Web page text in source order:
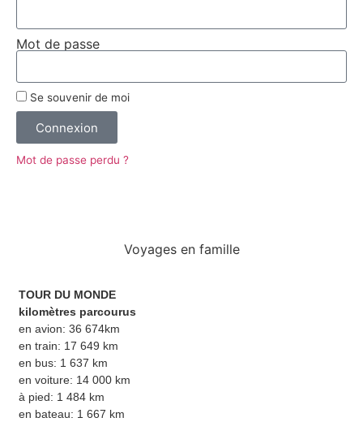
Mot de passe
Se souvenir de moi
Connexion
Mot de passe perdu ?
Voyages en famille
TOUR DU MONDE
kilomètres parcourus
en avion: 36 674km
en train: 17 649 km
en bus: 1 637 km
en voiture: 14 000 km
à pied: 1 484 km
en bateau: 1 667 km